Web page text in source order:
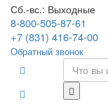
Сб.-вс.: Выходные
8-800-505-87-61
+7 (831) 416-74-00
Обратный звонок